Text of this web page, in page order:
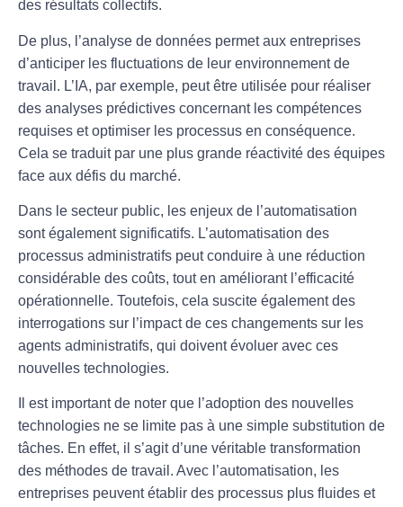
des résultats collectifs.
De plus, l’analyse de données permet aux entreprises
d’anticiper les fluctuations de leur environnement de
travail. L’IA, par exemple, peut être utilisée pour réaliser
des analyses prédictives concernant les compétences
requises et optimiser les processus en conséquence.
Cela se traduit par une plus grande réactivité des équipes
face aux défis du marché.
Dans le secteur public, les enjeux de l’automatisation
sont également significatifs. L’automatisation des
processus administratifs peut conduire à une réduction
considérable des coûts, tout en améliorant l’efficacité
opérationnelle. Toutefois, cela suscite également des
interrogations sur l’impact de ces changements sur les
agents administratifs, qui doivent évoluer avec ces
nouvelles technologies.
Il est important de noter que l’adoption des nouvelles
technologies ne se limite pas à une simple substitution de
tâches. En effet, il s’agit d’une véritable transformation
des méthodes de travail. Avec l’automatisation, les
entreprises peuvent établir des processus plus fluides et